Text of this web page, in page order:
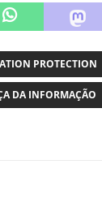
PROTECTION
DA INFORMAÇÃO